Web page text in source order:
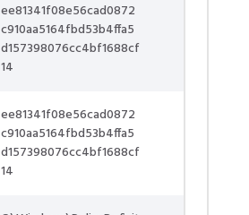
ee81341f08e56cad0872
c910aa5164fbd53b4ffa5
d157398076cc4bf1688cf
14
ee81341f08e56cad0872
c910aa5164fbd53b4ffa5
d157398076cc4bf1688cf
14